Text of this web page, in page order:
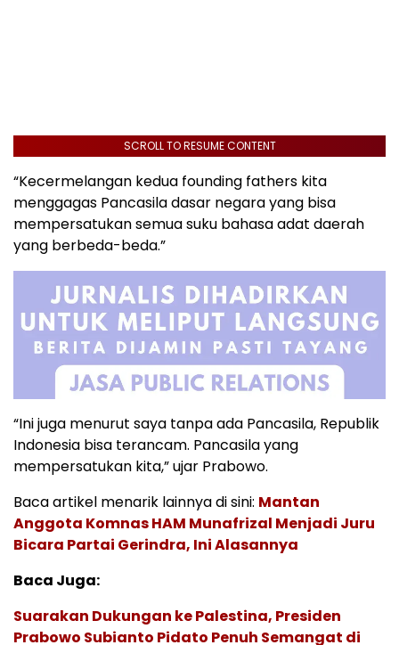
SCROLL TO RESUME CONTENT
“Kecermelangan kedua founding fathers kita
menggagas Pancasila dasar negara yang bisa
mempersatukan semua suku bahasa adat daerah
yang berbeda-beda.”
“Ini juga menurut saya tanpa ada Pancasila, Republik
Indonesia bisa terancam. Pancasila yang
mempersatukan kita,” ujar Prabowo.
Baca artikel menarik lainnya di sini: Mantan
Anggota Komnas HAM Munafrizal Menjadi Juru
Bicara Partai Gerindra, Ini Alasannya
Baca Juga:
Suarakan Dukungan ke Palestina, Presiden
Prabowo Subianto Pidato Penuh Semangat di